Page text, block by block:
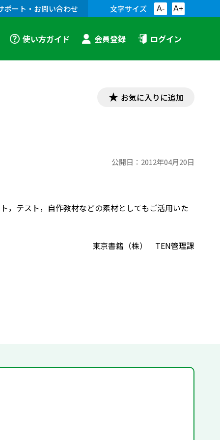
ポート・お問い合わせ 文字サイズ A- A+
使い方ガイド 会員登録 ログイン
お気に入りに追加
公開日： 2012年04月20日
，テスト，自作教材などの素材としてもご活用いた
東京書籍（株） TEN管理課